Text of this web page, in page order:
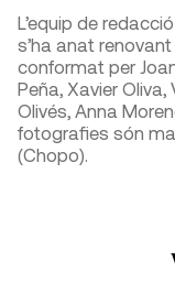
L’equip de
s’ha anat
conformat per
Peña, Xavier Oliva,
Olivés, Anna
fotografies són
(Chopo).